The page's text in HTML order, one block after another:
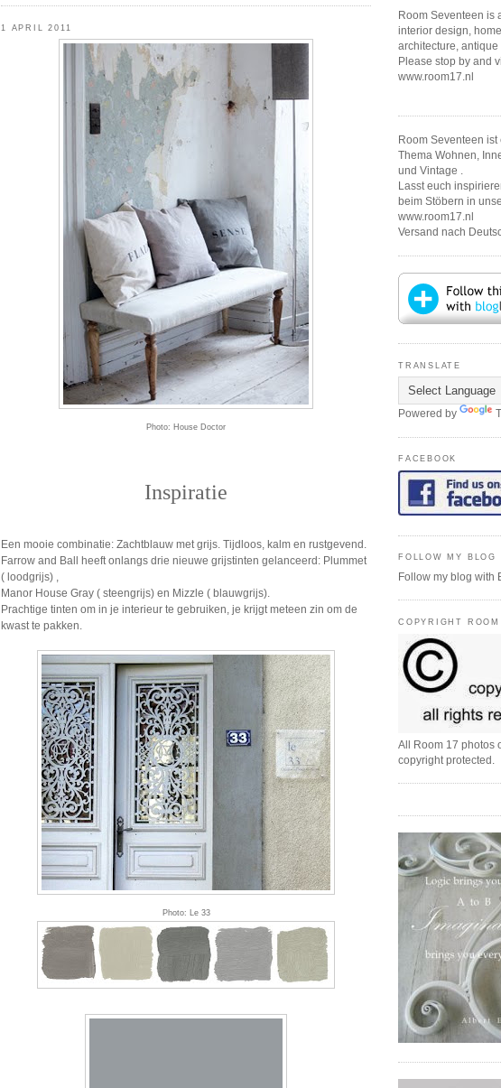
1 APRIL 2011
Photo: House Doctor
Inspiratie
Een mooie combinatie: Zachtblauw met grijs. Tijdloos, kalm en rustgevend.
Farrow and Ball heeft onlangs drie nieuwe grijstinten gelanceerd: Plummet
( loodgrijs) ,
Manor House Gray ( steengrijs) en Mizzle ( blauwgrijs).
Prachtige tinten om in je interieur te gebruiken, je krijgt meteen zin om de
kwast te pakken.
Photo: Le 33
Room Seventeen is
interior design,
architecture,
Please stop by and
www.room17.nl
Room Seventeen
Thema Wohnen,
und Vintage .
Lasst euch
beim Stöbern in
www.room17.nl
Versand nach
TRANSLATE
Powered by
FACEBOOK
FOLLOW MY
Follow my blog with
COPYRIGHT
All Room 17 photos
copyright protected.